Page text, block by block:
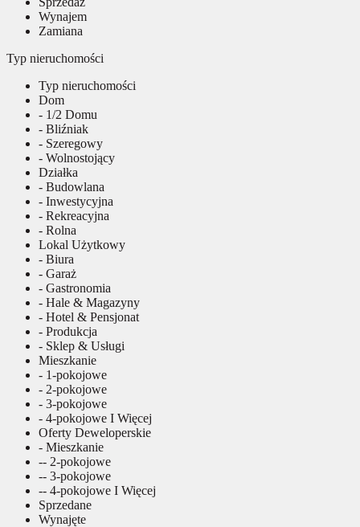
Wynajem
Zamiana
Typ nieruchomości
Typ nieruchomości
Dom
- 1/2 Domu
- Bliźniak
- Szeregowy
- Wolnostojący
Działka
- Budowlana
- Inwestycyjna
- Rekreacyjna
- Rolna
Lokal Użytkowy
- Biura
- Garaż
- Gastronomia
- Hale & Magazyny
- Hotel & Pensjonat
- Produkcja
- Sklep & Usługi
Mieszkanie
- 1-pokojowe
- 2-pokojowe
- 3-pokojowe
- 4-pokojowe I Więcej
Oferty Deweloperskie
- Mieszkanie
-- 2-pokojowe
-- 3-pokojowe
-- 4-pokojowe I Więcej
Sprzedane
Wynajęte